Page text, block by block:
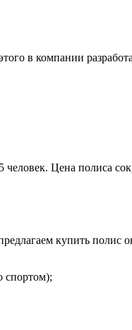
в компании
Цена полиса
купить полис
спортом);